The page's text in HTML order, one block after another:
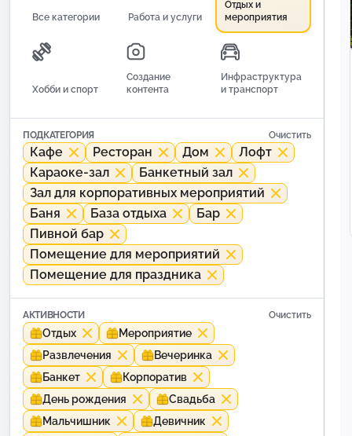
Все категории Работа и услуги
Отдых и
мероприятия
Хобби и спорт
Создание
контента
Инфраструктура
и транспорт
ПОДКАТЕГОРИЯ Очистить
Кафе Ресторан Дом
Лофт
Караоке-зал
Банкетный зал
Зал для корпоративных мероприятий
Баня
База отдыха
Бар
Пивной бар
Помещение для мероприятий
Помещение для праздника
АКТИВНОСТИ Очистить
Отдых
Мероприятие
Развлечения
Вечеринка
Банкет
Корпоратив
День рождения
Свадьба
Мальчишник
Девичник